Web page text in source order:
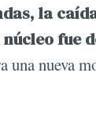
la
fue
una nueva